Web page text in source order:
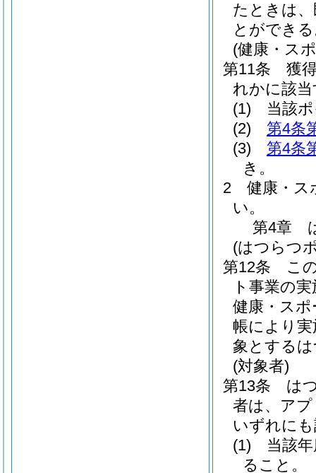
たときは
とができ
(健康・ス
第11条
獲
れかに該
(1)
当該
(2)
第4条
(3)
第4条
き。
2
健康・ス
い。
第4章
(はつらつ
第12条
こ
ト事業の
健康・ス
帳により
象とする
(対象者)
第13条
は
者は、ア
いずれに
(1)
当該
ること。